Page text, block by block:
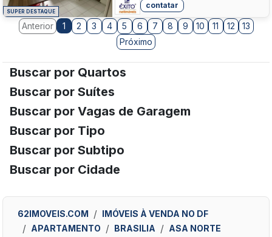
SUPER DESTAQUE
contatar
Anterior 1 2 3 4 5 6 7 8 9 10 11 12
13
Próximo
Buscar por Quartos
Buscar por Suítes
Buscar por Vagas de Garagem
Buscar por Tipo
Buscar por Subtipo
Buscar por Cidade
62IMOVEIS.COM
IMÓVEIS À VENDA NO DF
APARTAMENTO
BRASILIA
ASA NORTE